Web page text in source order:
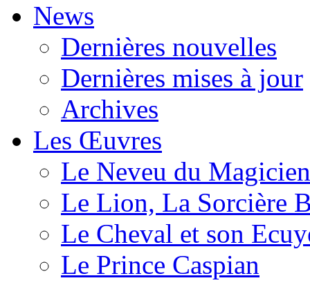
News
Dernières nouvelles
Dernières mises à jour
Archives
Les Œuvres
Le Neveu du Magicien
Le Lion, La Sorcière
Le Cheval et son
Le Prince Caspian